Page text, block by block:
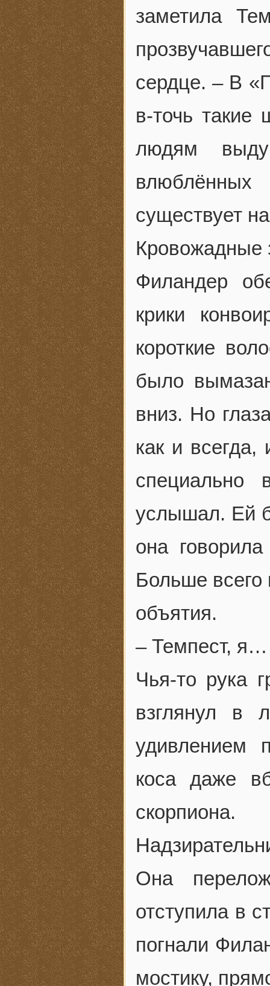
заметила
сердце. – В
в-точь
людям
существует
Кровожадные
Филандер
крики
короткие
было
вниз. Но
как и
услышал. Ей
она
Больше всего
объятия.
– Темпест, я…
Чья-то рука
взглянул в
удивлением
коса даже
скорпиона.
Она
отступила в
погнали
мостику,